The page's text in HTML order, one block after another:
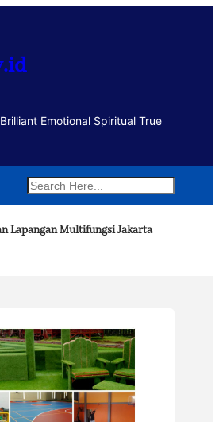
Emotional Spiritual True
Search
Lapangan Multifungsi Jakarta